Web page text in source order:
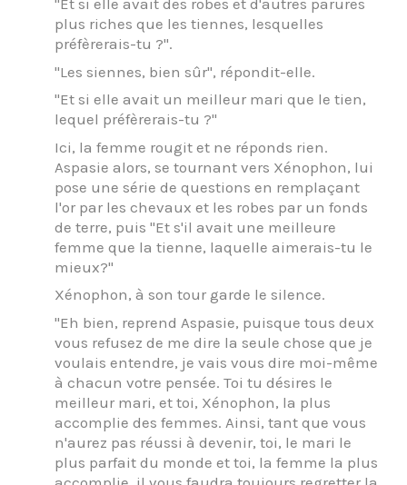
"Et si elle avait des robes et d'autres parures
plus riches que les tiennes, lesquelles
préfèrerais-tu ?".
"Les siennes, bien sûr", répondit-elle.
"Et si elle avait un meilleur mari que le tien,
lequel préfèrerais-tu ?"
Ici, la femme rougit et ne réponds rien.
Aspasie alors, se tournant vers Xénophon, lui
pose une série de questions en remplaçant
l'or par les chevaux et les robes par un fonds
de terre, puis "Et s'il avait une meilleure
femme que la tienne, laquelle aimerais-tu le
mieux?"
Xénophon, à son tour garde le silence.
"Eh bien, reprend Aspasie, puisque tous deux
vous refusez de me dire la seule chose que je
voulais entendre, je vais vous dire moi-même
à chacun votre pensée. Toi tu désires le
meilleur mari, et toi, Xénophon, la plus
accomplie des femmes. Ainsi, tant que vous
n'aurez pas réussi à devenir, toi, le mari le
plus parfait du monde et toi, la femme la plus